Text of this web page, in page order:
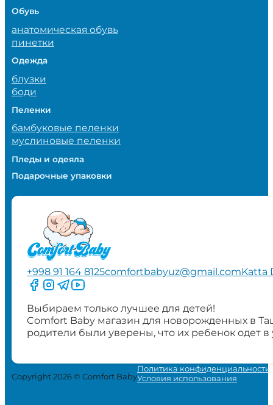
Обувь
анатомическая обувь
пинетки
Одежда
блузки
боди
Пеленки
бамбуковые пеленки
муслиновые пеленки
Пледы и одеяла
Подарочные упаковки
+998 91 164 8125comfortbabyuz@gmail.comKatta
Следите за нами на Facebook
Следите за нами в Instagram
Следите за нами в Telegram
Следите за нами в YouTube
Выбираем только лучшее для детей!
Comfort Baby магазин для новорожденных в
родители были уверены, что их ребенок одет
Copyright 2026 © Comfort Baby
Политика конфиденциальности
Условия использования